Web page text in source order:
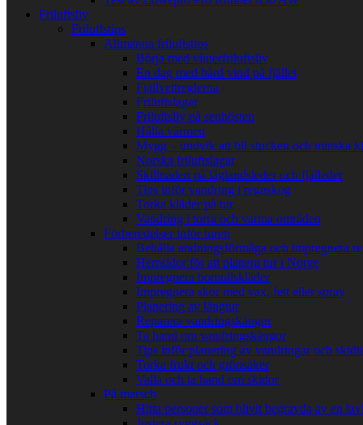
Friluftsliv
Friluftstips
Allmänna friluftstips
Börja med vinterfriluftsliv
En dag med hård vind på fjället
Fjällvettreglerna
Friluftslagar
Friluftsliv på senhösten
Hålla värmen
Mygg – undvik att bli stucken och minska
Norska friluftslagar
Skillnaden på låglandsleder och fjälleder
Tips inför vandring i regnskog
Torka kläder på tur
Vandring i torra och varma områden
Förberedelser inför turen
Behålla andningsförmåga och impregnera
Hemsidor för att planera tur i Norge
Impregnera bomullskläder
Impregnera skor med vax, fett eller spray
Planering av långtur
Reparera vandringskängor
Ta hand om vandringskängor
Tips inför planering av vandringar och
Torka frukt och grönsaker
Valla och ta hand om skidor
På marsch
Hitta personer som blivit begravda av en